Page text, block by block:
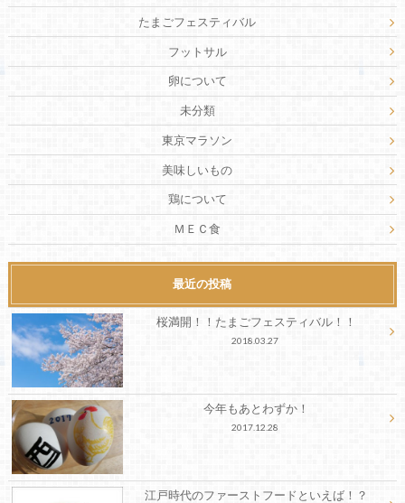
たまごフェスティバル
フットサル
卵について
未分類
東京マラソン
美味しいもの
鶏について
ＭＥＣ食
最近の投稿
桜満開！！たまごフェスティバル！！
2018.03.27
今年もあとわずか！
2017.12.28
江戸時代のファーストフードといえば！？